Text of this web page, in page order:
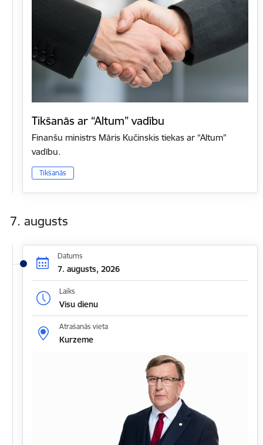
Tikšanās ar “Altum” vadību
Finanšu ministrs Māris Kučinskis tiekas ar “Altum”
vadību.
Tikšanās
7. augusts
Datums
7. augusts, 2026
Laiks
Visu dienu
Atrašanās vieta
Kurzeme